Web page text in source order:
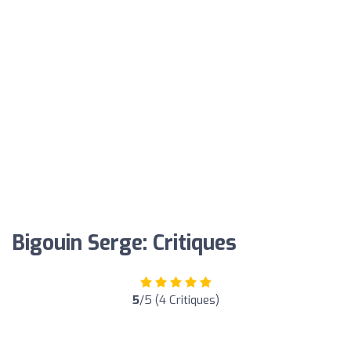
Bigouin Serge: Critiques
5/5 (4 Critiques)